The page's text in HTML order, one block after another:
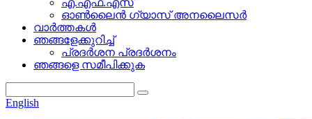
എ.എഫ്.എസ്
ഓൺലൈൻ ഗ്യാസ് അനലൈസർ
വാർത്തകൾ
ഞങ്ങളേക്കുറിച്ച്
പ്രദർശന പ്രദർശനം
ഞങ്ങളെ സമീപിക്കുക
English